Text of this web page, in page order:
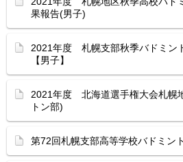
果報告(男子)
2021年度 札幌支部秋季バドミン
【男子】
2021年度 北海道選手権大会札幌
トン部)
第72回札幌支部高等学校バドミン